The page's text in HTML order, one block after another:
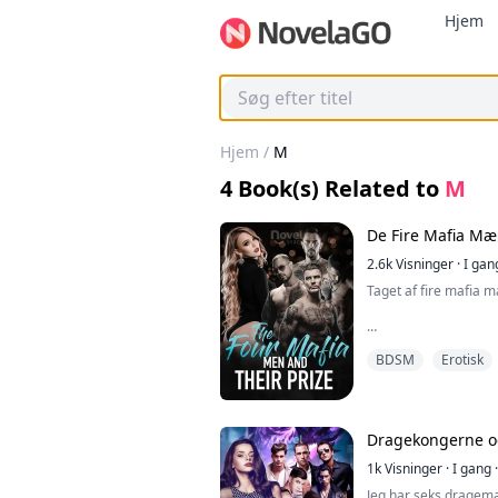
Hjem
Hjem / M
4Book(s) Related to M
De Fire Mafia
2.6kVisninger ·I
Taget af fire mafia
hele min krop, der
tomme af min mund
tango, hans
Vi trækker os væk,
BDSM Erotisk
Dragekongerne
1kVisninger ·I gang ·